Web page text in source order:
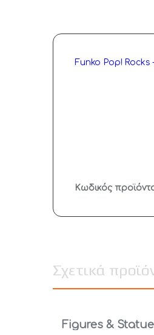
Funko Pop!
Κωδικός
Σχετικά
Figures &